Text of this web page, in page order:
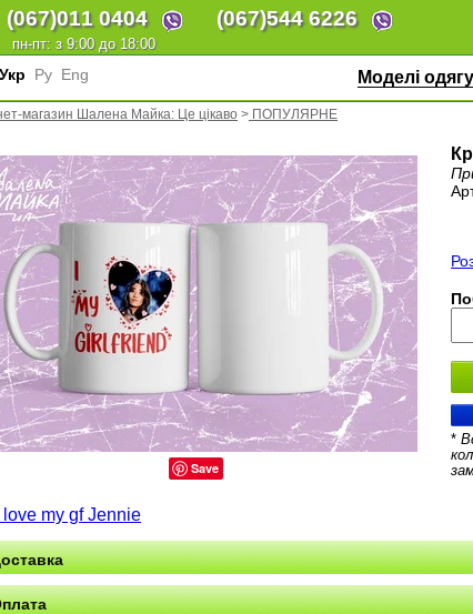
(067)011 0404 (067)544 6226
пн-пт: з 9:00 до 18:00
Укр Ру Eng Моделі одягу
магазин Шалена Майка: Це цікаво > ПОПУЛЯРНЕ
Save
*
love my gf Jennie